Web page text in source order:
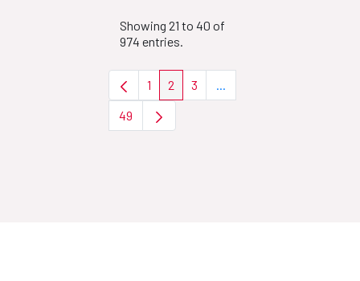
Showing 21 to 40 of
974 entries.
Page
1 Page
2 Page
3 ...Intermediate Pages Use
Page
49